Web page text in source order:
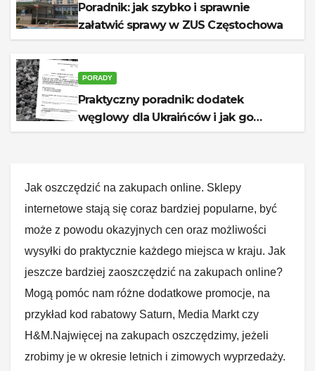
Poradnik: jak szybko i sprawnie
załatwić sprawy w ZUS Częstochowa
PORADY
Praktyczny poradnik: dodatek
węglowy dla Ukraińców i jak go
otrzymać
Jak oszczędzić na zakupach online. Sklepy
internetowe stają się coraz bardziej popularne, być
może z powodu okazyjnych cen oraz możliwości
wysyłki do praktycznie każdego miejsca w kraju. Jak
jeszcze bardziej zaoszczędzić na zakupach online?
Mogą pomóc nam różne dodatkowe promocje, na
przykład kod rabatowy Saturn, Media Markt czy
H&M.Najwięcej na zakupach oszczędzimy, jeżeli
zrobimy je w okresie letnich i zimowych wyprzedaży.